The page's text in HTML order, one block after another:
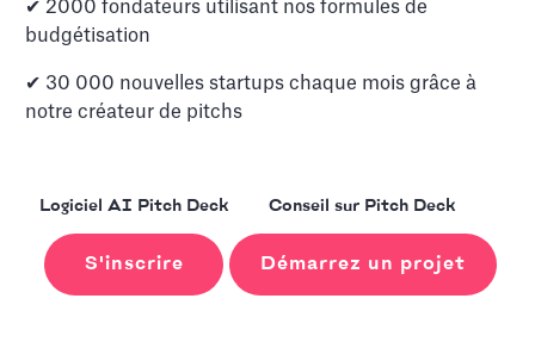
✔ 2000 fondateurs utilisant nos formules de
budgétisation
✔ 30 000 nouvelles startups chaque mois grâce à
notre créateur de pitchs
Logiciel AI Pitch Deck
S'inscrire
Conseil sur Pitch Deck
Démarrez un projet